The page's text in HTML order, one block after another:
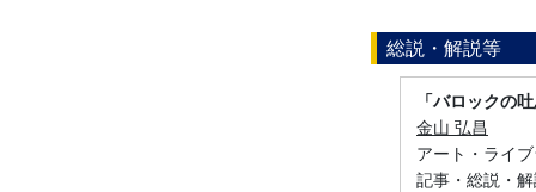
総説・解説等
「バロックの
金山 弘昌
アート・ライ
記事・総説・